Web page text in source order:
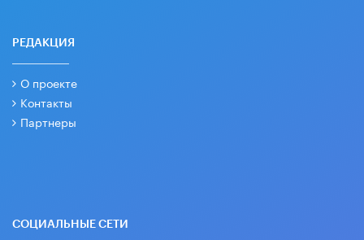
РЕДАКЦИЯ
О проекте
Контакты
Партнеры
СОЦИАЛЬНЫЕ СЕТИ